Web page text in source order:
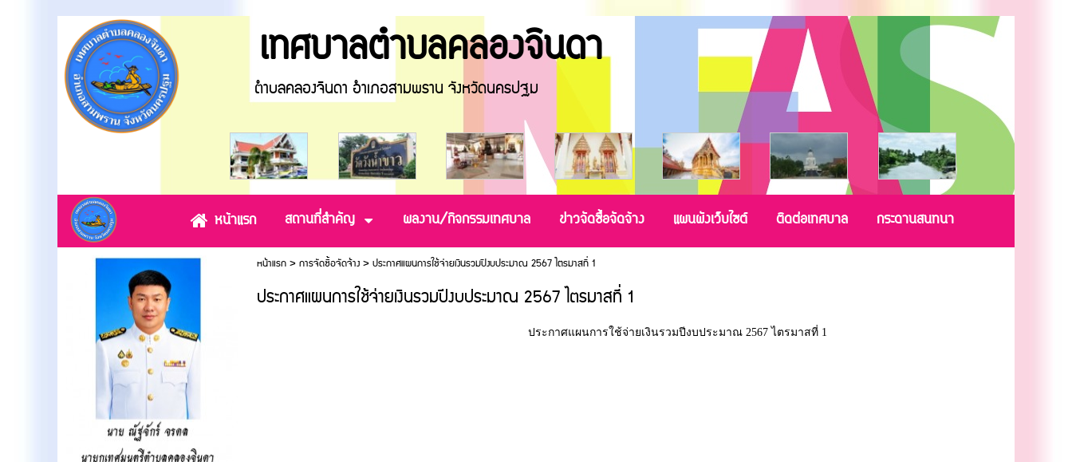
เทศบาลตำบลคลองจินดา
ตำบลคลองจินดา อำเภอสามพราน จังหวัดนครปฐม
หน้าแรก สถานที่สำคัญ ผลงาน/กิจกรรมเทศบาล ข่าวจัดซื้อจัดจ้าง แผนผังเว็บไซต์ ติดต่อเทศบาล กระดานสนทนา
หน้าแรก>การจัดซื้อจัดจ้าง>ประกาศแผนการใช้จ่ายเงินรวมปีงบประมาณ 2567 ไตรมาสที่ 1
ประกาศแผนการใช้จ่ายเงินรวมปีงบประมาณ 2567 ไตรมาสที่ 1
ประกาศแผนการใช้จ่ายเงินรวมปีงบประมาณ 2567 ไตรมาสที่ 1